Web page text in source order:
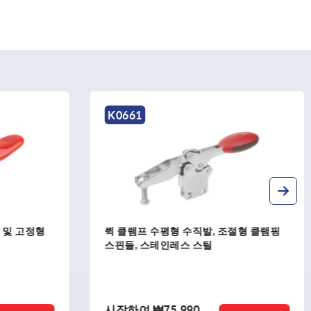
고정형
K0661
퀵 클램프 수평형 수직발, 조절형 클램핑
스핀들, 스테인레스 스틸